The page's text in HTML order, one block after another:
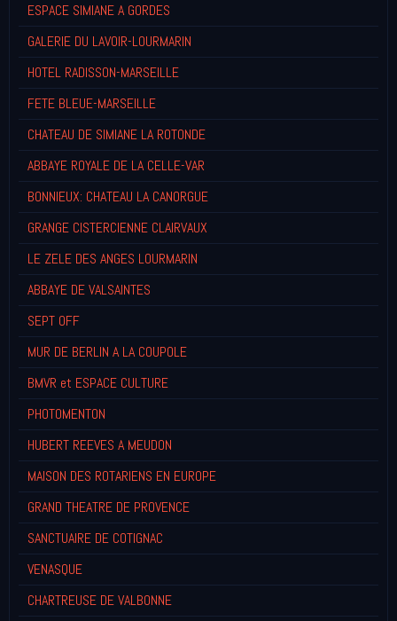
ESPACE SIMIANE A GORDES
GALERIE DU LAVOIR-LOURMARIN
HOTEL RADISSON-MARSEILLE
FETE BLEUE-MARSEILLE
CHATEAU DE SIMIANE LA ROTONDE
ABBAYE ROYALE DE LA CELLE-VAR
BONNIEUX: CHATEAU LA CANORGUE
GRANGE CISTERCIENNE CLAIRVAUX
LE ZELE DES ANGES LOURMARIN
ABBAYE DE VALSAINTES
SEPT OFF
MUR DE BERLIN A LA COUPOLE
BMVR et ESPACE CULTURE
PHOTOMENTON
HUBERT REEVES A MEUDON
MAISON DES ROTARIENS EN EUROPE
GRAND THEATRE DE PROVENCE
SANCTUAIRE DE COTIGNAC
VENASQUE
CHARTREUSE DE VALBONNE